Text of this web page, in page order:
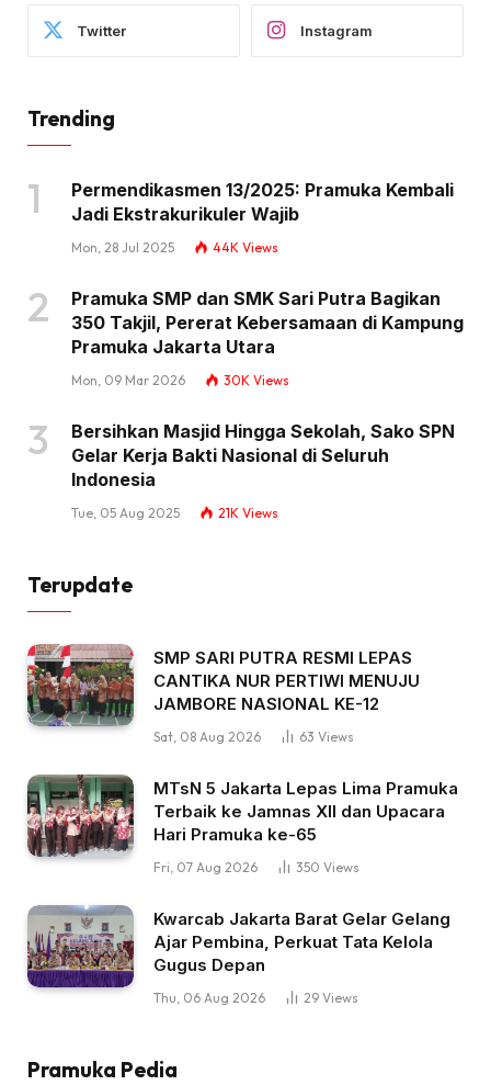
Twitter Instagram
Trending
Permendikasmen 13/2025: Pramuka Kembali
Jadi Ekstrakurikuler Wajib
Mon, 28 Jul 2025 44K Views
Pramuka SMP dan SMK Sari Putra Bagikan
350 Takjil, Pererat Kebersamaan di Kampung
Pramuka Jakarta Utara
Mon, 09 Mar 2026 30K Views
Bersihkan Masjid Hingga Sekolah, Sako SPN
Gelar Kerja Bakti Nasional di Seluruh
Indonesia
Tue, 05 Aug 2025 21K Views
Terupdate
SMP SARI PUTRA RESMI LEPAS
CANTIKA NUR PERTIWI MENUJU
JAMBORE NASIONAL KE-12
Sat, 08 Aug 2026 63 Views
MTsN 5 Jakarta Lepas Lima Pramuka
Terbaik ke Jamnas XII dan Upacara
Hari Pramuka ke-65
Fri, 07 Aug 2026 350 Views
Kwarcab Jakarta Barat Gelar Gelang
Ajar Pembina, Perkuat Tata Kelola
Gugus Depan
Thu, 06 Aug 2026 29 Views
Pramuka Pedia